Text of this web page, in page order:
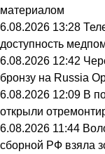
материалом
6.08.2026 13:28
доступность
6.08.2026 12:42
бронзу на Russia
6.08.2026 12:09 В
открыли
6.08.2026 11:44
сборной РФ взяла